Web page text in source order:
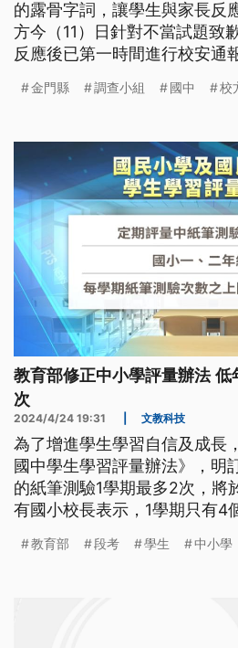
的露骨字詞，讓學生與家長反
方今（11）日針對不當試題致
反應後已第一時間進行校安通
方指出，此案凸顯校園性別意
金門縣 調查小組 國中 校
教育部修正中小學評量辦法
次
2024/4/24 19:31 文教科技
為了增進學生學習自信及成長
國中學生學習評量辦法》，明
的紙筆測驗1學期最多2次，將
有國小校長表示，1學期只有4
次數。
教育部 段考 學生 中小學